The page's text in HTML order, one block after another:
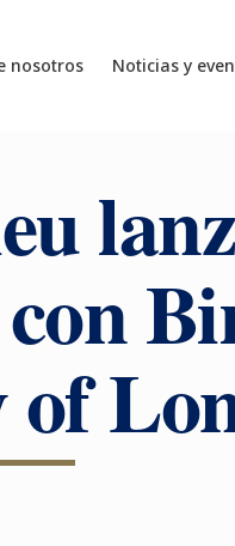
nosotros Noticias y